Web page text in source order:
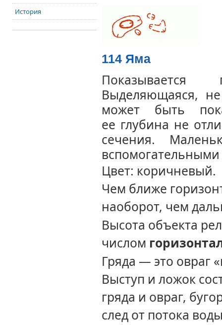
114 Яма
Выделяющаяся,
может быть
ее глубина не
сечения.
Цвет: коричневый.
Чем ближе
наоборот, чем
Высота объекта
числом
Гряда — это овраг
Выступ и ложок
гряда и овраг,
след от потока
История